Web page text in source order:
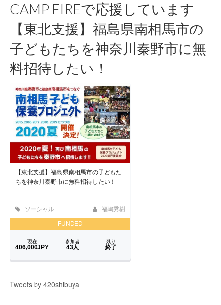
CAMP FIREで応援しています
【東北支援】福島県南相馬市の
子どもたちを神奈川秦野市に無
料招待したい！
Tweets by 420shibuya